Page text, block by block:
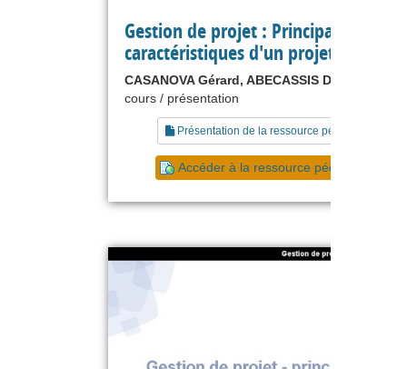
Gestion de projet : Principales
caractéristiques d'un projet
CASANOVA Gérard, ABECASSIS Denis
cours / présentation
Présentation de la ressource pédagogique
Accéder à la ressource pédagogique